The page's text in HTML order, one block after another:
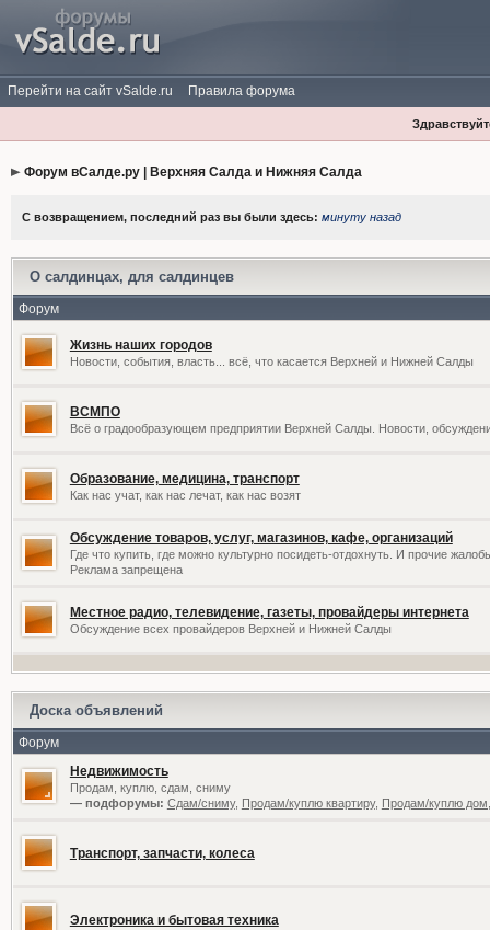
Перейти на сайт vSalde.ru Правила форума
Форум вСалде.ру | Верхняя Салда и Нижняя Салда
С возвращением, последний раз вы были здесь: минуту назад
О салдинцах, для салдинцев
Форум
Жизнь наших городов
Новости, события, власть... всё, что касается Верхней и Нижней Салды
ВСМПО
Всё о градообразующем предприятии Верхней Салды. Новости,
Образование, медицина, транспорт
Как нас учат, как нас лечат, как нас возят
Обсуждение товаров, услуг, магазинов, кафе, организаций
Где что купить, где можно культурно посидеть-отдохнуть. И прочие
Реклама запрещена
Местное радио, телевидение, газеты, провайдеры интернета
Обсуждение всех провайдеров Верхней и Нижней Салды
Доска объявлений
Форум
Недвижимость
Продам, куплю, сдам, сниму
— подфорумы: Сдам/сниму, Продам/куплю квартиру, Продам/куплю
Транспорт, запчасти, колеса
Электроника и бытовая техника